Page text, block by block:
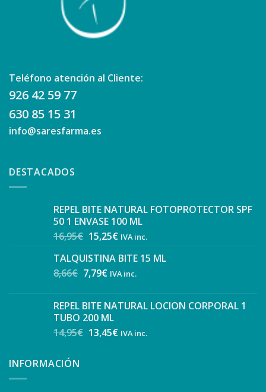
Teléfono atención al Cliente:
926 42 59 77
630 85 15 31
info@saresfarma.es
DESTACADOS
REPEL BITE NATURAL FOTOPROTECTOR SPF
50 1 ENVASE 100 ML
16,95€ 15,25€ IVA inc.
TALQUISTINA BITE 15 ML
8,66€ 7,79€ IVA inc.
REPEL BITE NATURAL LOCION CORPORAL 1
TUBO 200 ML
14,95€ 13,45€ IVA inc.
INFORMACIÓN